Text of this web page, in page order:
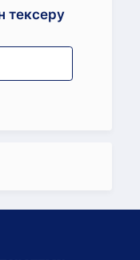
тексеру